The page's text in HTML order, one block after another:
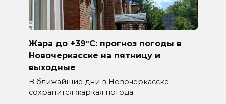
Жара до +39°C: прогноз погоды в
Новочеркасске на пятницу и
выходные
В ближайшие дни в Новочеркасске
сохранится жаркая погода.